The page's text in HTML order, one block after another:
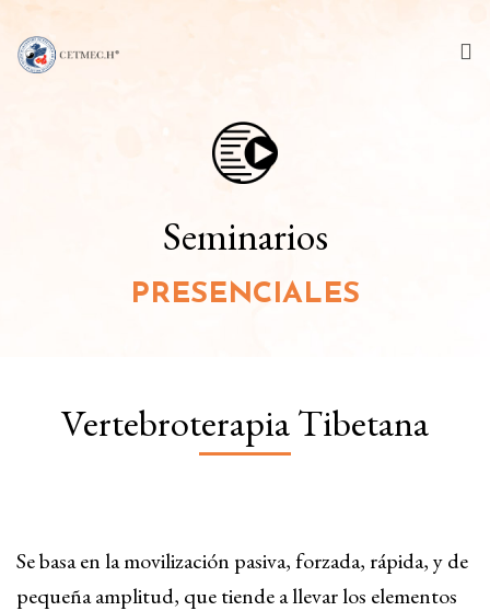
Campus Virtual
Seminarios
PRESENCIALES
Vertebroterapia Tibetana
Se basa en la movilización pasiva, forzada, rápida, y de
pequeña amplitud, que tiende a llevar los elementos